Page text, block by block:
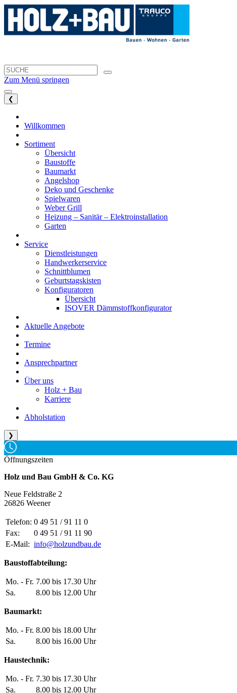
Zum Menü springen
❮
Willkommen
Sortiment
Übersicht
Baustoffe
Baumarkt
Angelshop
Deko und Geschenke
Spielwaren
Weber Grill
Heizung – Sanitär – Elektroinstallation
Garten
Service
Dienstleistungen
Handwerkerservice
Schnittblumen
Geburtstagskisten
Konfiguratoren
Übersicht
ISOVER Dämmstoffkonfigurator
Aktuelle Angebote
Termine
Ansprechpartner
Über uns
Holz + Bau
Karriere
Abholstation
❯
Öffnungszeiten
Holz und Bau GmbH & Co. KG
Neue Feldstraße 2
26826 Weener
Telefon: 0 49 51 / 91 11 0
Fax:
0 49 51 / 91 11 90
E-Mail: info@holzundbau.de
Baustoffabteilung:
Mo. - Fr. 7.00 bis 17.30 Uhr
Sa.
8.00 bis 12.00 Uhr
Baumarkt:
Mo. - Fr. 8.00 bis 18.00 Uhr
Sa.
8.00 bis 16.00 Uhr
Haustechnik:
Mo. - Fr. 7.30 bis 17.30 Uhr
Sa.
8.00 bis 12.00 Uhr